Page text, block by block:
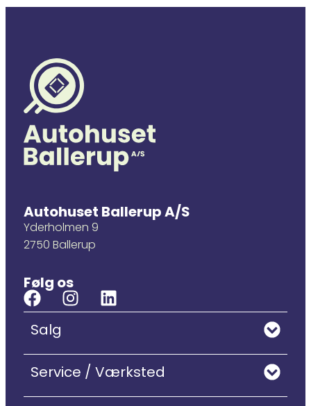
Autohuset Ballerup A/S
Yderholmen 9
2750 Ballerup
Følg os
Salg
Service / Værksted